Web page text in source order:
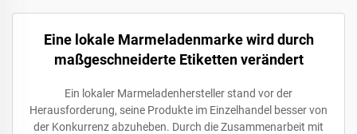
Eine lokale Marmeladenmarke wird durch
maßgeschneiderte Etiketten verändert
Ein lokaler Marmeladenhersteller stand vor der
Herausforderung, seine Produkte im Einzelhandel besser von
der Konkurrenz abzuheben. Durch die Zusammenarbeit mit